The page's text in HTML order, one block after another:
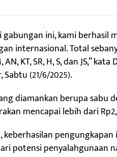
gabungan ini, kami berhasil
internasional. Total
KT, SR, H, S, dan JS,”
Sabtu (21/6/2025).
diamankan berupa sabu
mencapai lebih dari
keberhasilan
potensi penyalahgunaan